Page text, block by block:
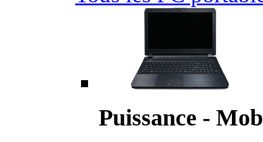
Puissance -